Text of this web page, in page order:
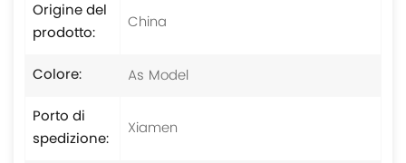
Origine del
prodotto:
China
Colore:
As Model
Porto di
spedizione:
Xiamen